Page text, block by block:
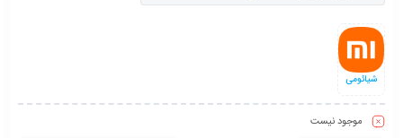
شیائومی
موجود نیست